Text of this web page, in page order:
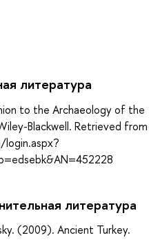
литература
to the Archaeology of the
Blackwell. Retrieved from
литература
(2009). Ancient Turkey.